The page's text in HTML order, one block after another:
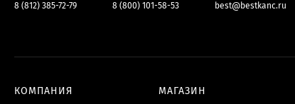
8 (812) 385-72-79 8 (800) 101-58-53 best@bestkanc.ru
КОМПАНИЯ МАГАЗИН